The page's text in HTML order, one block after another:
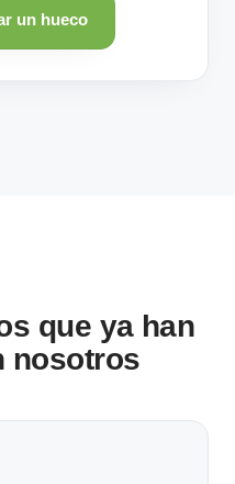
un hueco
que ya han
nosotros